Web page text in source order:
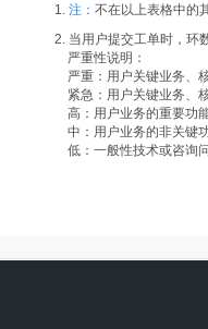
1. 注： 不在以上表格中的
2. 当用户提交工单时，环
严重性说明：
严重：用户关键业务、
紧急：用户关键业务、
高：用户业务的重要功
中：用户业务的非关键功
低：一般性技术或咨询问